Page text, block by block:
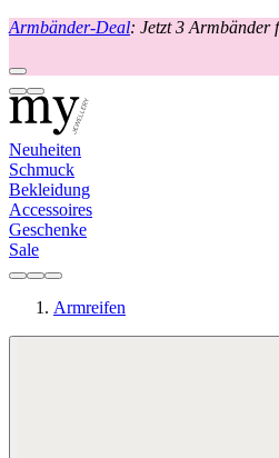
Armbänder-Deal: Jetzt 3 Armbänder
Neuheiten
Schmuck
Bekleidung
Accessoires
Geschenke
Sale
Armreifen